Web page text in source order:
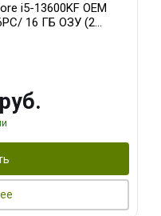
i5-13600KF OEM
16 ГБ ОЗУ (2
OC 16GB GDDR7